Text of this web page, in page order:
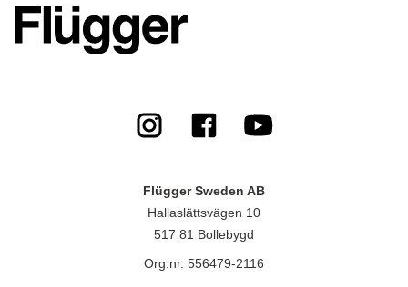
Flügger Sweden AB
Hallaslättsvägen 10
517 81 Bollebygd
Org.nr. 556479-2116